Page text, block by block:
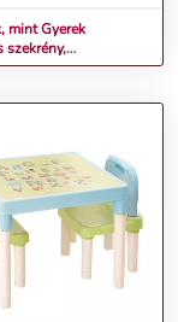
mint Gyerek
szekrény,
minta, NURMI